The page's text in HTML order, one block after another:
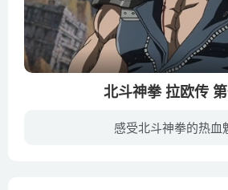
北斗神拳 拉欧传
感受北斗神拳的热血